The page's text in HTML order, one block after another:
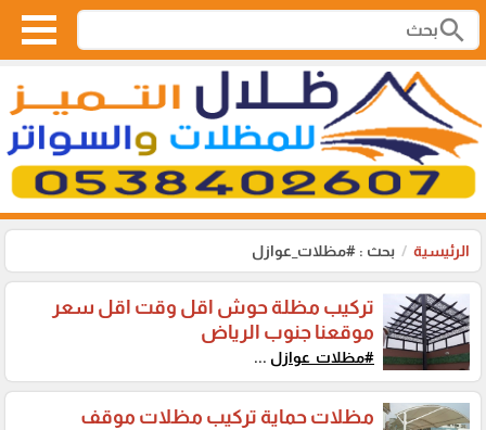
search
الرئيسية بحث : #مظلات_عوازل
تركيب مظلة حوش اقل وقت اقل سعر
موقعنا جنوب الرياض
#مظلات_عوازل ...
مظلات حماية تركيب مظلات موقف